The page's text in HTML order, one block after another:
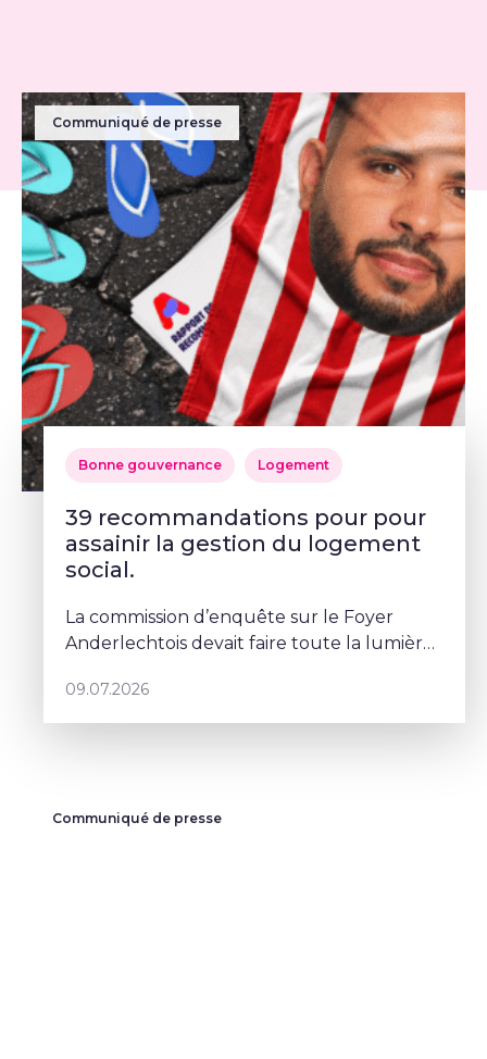
Communiqué de presse
Bonne gouvernance Logement
39 recommandations pour pour
assainir la gestion du logement
social.
La commission d’enquête sur le Foyer
Anderlechtois devait faire toute la lumière
abîmé la confiance des Bruxellois dans le
logement social. Mais depuis le
09.07.2026
Communiqué de presse